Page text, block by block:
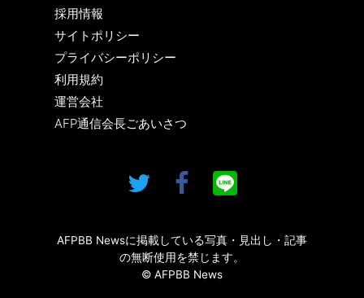
採用情報
サイトポリシー
プライバシーポリシー
利用規約
運営会社
AFP通信会長ごあいさつ
AFPBB Newsに掲載している写真・見出し・記事
の無断使用を禁じます。
© AFPBB News